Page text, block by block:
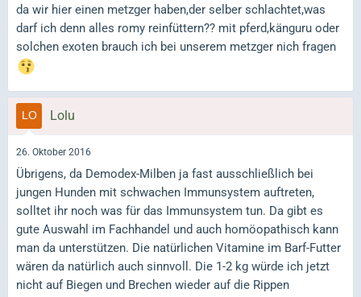
da wir hier einen metzger haben,der selber schlachtet,was
darf ich denn alles romy reinfüttern?? mit pferd,känguru oder
solchen exoten brauch ich bei unserem metzger nich fragen
Lolu
26. Oktober 2016
Übrigens, da Demodex-Milben ja fast ausschließlich bei
jungen Hunden mit schwachen Immunsystem auftreten,
solltet ihr noch was für das Immunsystem tun. Da gibt es
gute Auswahl im Fachhandel und auch homöopathisch kann
man da unterstützen. Die natürlichen Vitamine im Barf-Futter
wären da natürlich auch sinnvoll. Die 1-2 kg würde ich jetzt
nicht auf Biegen und Brechen wieder auf die Rippen